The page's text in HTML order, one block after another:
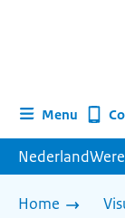
Menu
Home